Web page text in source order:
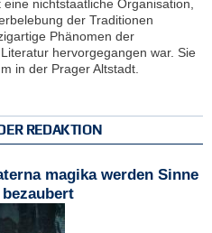
nichtstaatliche Organisation,
der Traditionen
Phänomen der
hervorgegangen war. Sie
in der Prager Altstadt.
REDAKTION
magika werden Sinne